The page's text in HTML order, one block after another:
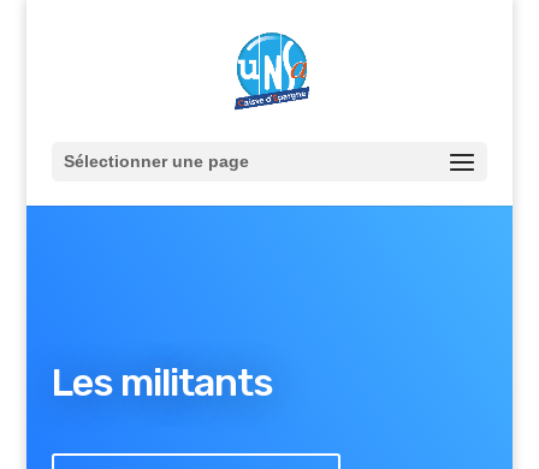
Sélectionner une page
Les militants